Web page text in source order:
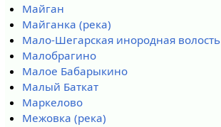
Майган
Майганка (река)
Мало-Шегарская инородная волость
Малобрагино
Малое Бабарыкино
Малый Баткат
Маркелово
Межовка (река)